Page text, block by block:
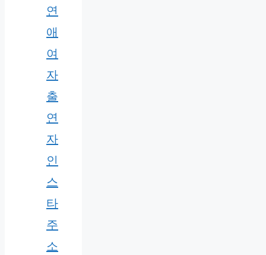
연
애
여
자
출
연
자
인
스
타
주
소